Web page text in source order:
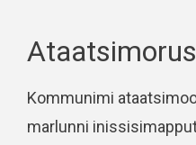
Kommunimi
marlunni